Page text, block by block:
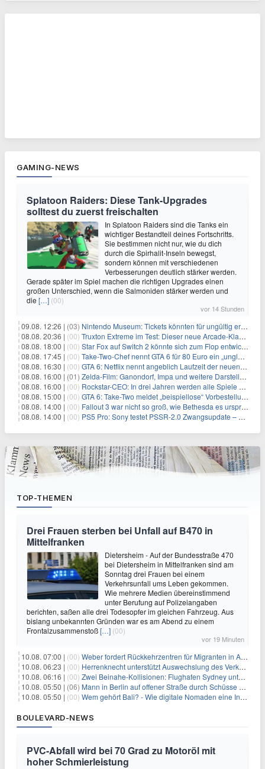
GAMING-NEWS
Splatoon Raiders: Diese Tank-Upgrades
solltest du zuerst freischalten
In Splatoon Raiders sind die Tanks ein
wichtiger Bestandteil deines Fortschritts.
Sie bestimmen nicht nur, wie du dich
durch die Spirhalit-Inseln bewegst,
sondern können mit verschiedenen
Verbesserungen deutlich stärker werden.
Gerade später im Spiel machen die richtigen Upgrades einen
großen Unterschied, wenn die Salmoniden stärker werden und
die […] (00)
vor 14 Stunden
09.08. 12:26 | (03) Nintendo Museum: Tickets könnten für ungültig erklärt werden!
08.08. 20:36 | (00) Truxton Extreme im Test: Dieser neue Arcade-Klassiker verzeiht dir gar nichts
08.08. 18:00 | (00) Star Fox auf Switch 2 könnte sich zum Flop entwickeln
08.08. 17:45 | (00) Take-Two-Chef nennt GTA 6 für 80 Euro ein „unglaubliches Schnäppchen“
08.08. 16:30 | (00) GTA 6: Netflix nennt angeblich Laufzeit der neuen Gameplay-Präsentation
08.08. 16:00 | (01) Zelda-Film: Ganondorf, Impa und weitere Darsteller sollen feststehen
08.08. 16:00 | (00) Rockstar-CEO: In drei Jahren werden alle Spiele gestreamt
08.08. 15:00 | (00) GTA 6: Take-Two meldet „beispiellose“ Vorbestellungen – und nennt sie im selben Atemzug unkalkulierbar
08.08. 14:00 | (00) Fallout 3 war nicht so groß, wie Bethesda es ursprünglich wollte
08.08. 14:00 | (00) PS5 Pro: Sony testet PSSR-2.0 Zwangsupdate – und das ist gut so
TOP-THEMEN
Drei Frauen sterben bei Unfall auf B470 in
Mittelfranken
Dietersheim - Auf der Bundesstraße 470
bei Dietersheim in Mittelfranken sind am
Sonntag drei Frauen bei einem
Verkehrsunfall ums Leben gekommen.
Wie mehrere Medien übereinstimmend
unter Berufung auf Polizeiangaben
berichten, saßen alle drei Todesopfer im gleichen Fahrzeug. Aus
bislang unbekannten Gründen war es am Abend zu einem
Frontalzusammenstoß[…] (00)
vor 19 Minuten
10.08. 07:00 | (00) Weber fordert Rückkehrzentren für Migranten in Afrika
10.08. 06:23 | (00) Herrenknecht unterstützt Auswechslung des Verkehrsministers
10.08. 06:16 | (00) Zwei Beinahe-Kollisionen: Flughafen Sydney unter Druck
10.08. 05:50 | (06) Mann in Berlin auf offener Straße durch Schüsse getötet
10.08. 05:50 | (00) Wem gehört Bali? - Wie digitale Nomaden eine Insel verändern
BOULEVARD-NEWS
PVC-Abfall wird bei 70 Grad zu Motoröl mit
hoher Schmierleistung